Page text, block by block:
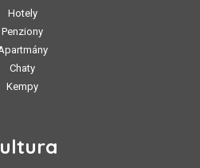
Hotely
Penziony
Chaty
Kempy